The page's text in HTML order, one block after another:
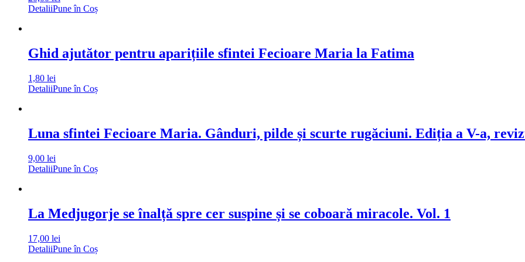
DetaliiPune în Coș
Ghid ajutător pentru aparițiile sfintei Fecioare Maria la Fatima
1,80 lei
DetaliiPune în Coș
Luna sfintei Fecioare Maria. Gânduri, pilde și scurte rugăciuni. Ediția a V-a,
9,00 lei
DetaliiPune în Coș
La Medjugorje se înalță spre cer suspine și se coboară miracole. Vol. 1
17,00 lei
DetaliiPune în Coș